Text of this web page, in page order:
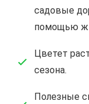
садовые
помощью
Цветет
сезона.
Полезные